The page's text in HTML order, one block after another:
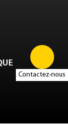
Contactez-nous